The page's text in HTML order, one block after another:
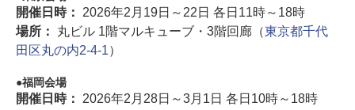
開催日時： 2026年2月19日～22日 各日11時～18時
場所： 丸ビル 1階マルキューブ・3階回廊（東京都千代
田区丸の内2-4-1）
福岡会場
開催日時： 2026年2月28日～3月1日 各日10時～18時